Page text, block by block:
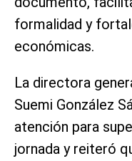
formalidad y
económicas.
La directora
Suemi González
atención para
jornada y reiteró